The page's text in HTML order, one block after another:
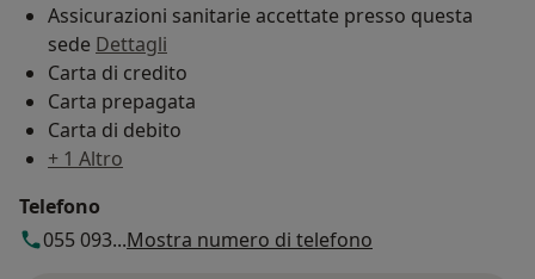
Assicurazioni sanitarie accettate presso questa
sede Dettagli
Carta di credito
Carta prepagata
Carta di debito
+ 1 Altro
Telefono
055 093...Mostra numero di telefono